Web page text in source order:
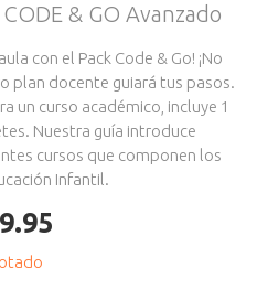
& GO Avanzado
con el Pack Code & Go! ¡No
plan docente guiará tus pasos.
un curso académico, incluye 1
Nuestra guía introduce
cursos que componen los
Infantil.